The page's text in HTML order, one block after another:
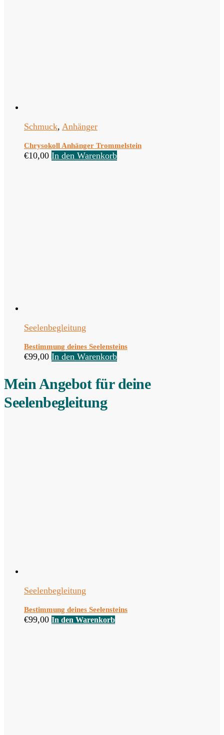
Schmuck, Anhänger
Chrysokoll Anhänger Trommelstein
€10,00 In den Warenkorb
Seelenbegleitung
Bestimmung deines Seelensteins
€99,00 In den Warenkorb
Mein Angebot für deine
Seelenbegleitung
Seelenbegleitung
Bestimmung deines Seelensteins
€99,00 In den Warenkorb